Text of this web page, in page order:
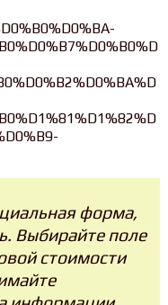
форма,
Выбирайте поле
стоимости